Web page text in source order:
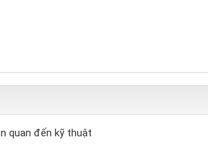
quan đến kỹ thuật